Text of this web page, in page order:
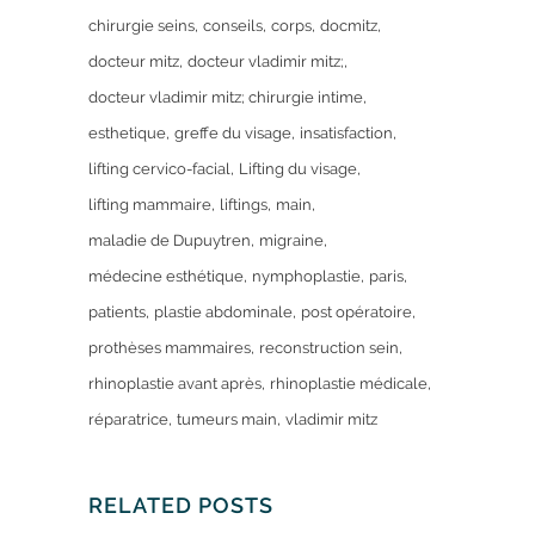
chirurgie seins conseils corps docmitz
docteur mitz docteur vladimir mitz;
docteur vladimir mitz; chirurgie intime
esthetique greffe du visage insatisfaction
lifting cervico-facial Lifting du visage
lifting mammaire liftings main
maladie de Dupuytren migraine
médecine esthétique nymphoplastie paris
patients plastie abdominale post opératoire
prothèses mammaires reconstruction sein
rhinoplastie avant après rhinoplastie médicale
réparatrice tumeurs main vladimir mitz
RELATED POSTS